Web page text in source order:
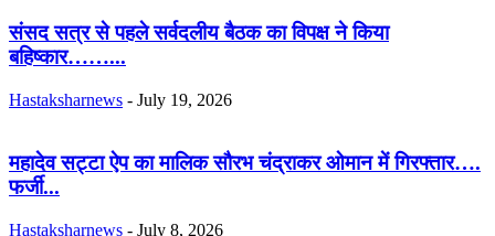
संसद सत्र से पहले सर्वदलीय बैठक का विपक्ष ने किया
बहिष्कार……...
Hastaksharnews - July 19, 2026
महादेव सट्टा ऐप का मालिक सौरभ चंद्राकर ओमान में गिरफ्तार….
फर्जी...
Hastaksharnews - July 8, 2026